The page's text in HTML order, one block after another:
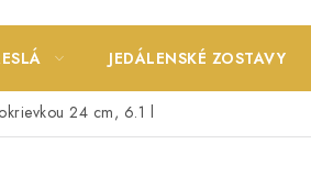
JEDÁLENSKÉ ZOSTAVY
24 cm, 6.1 l